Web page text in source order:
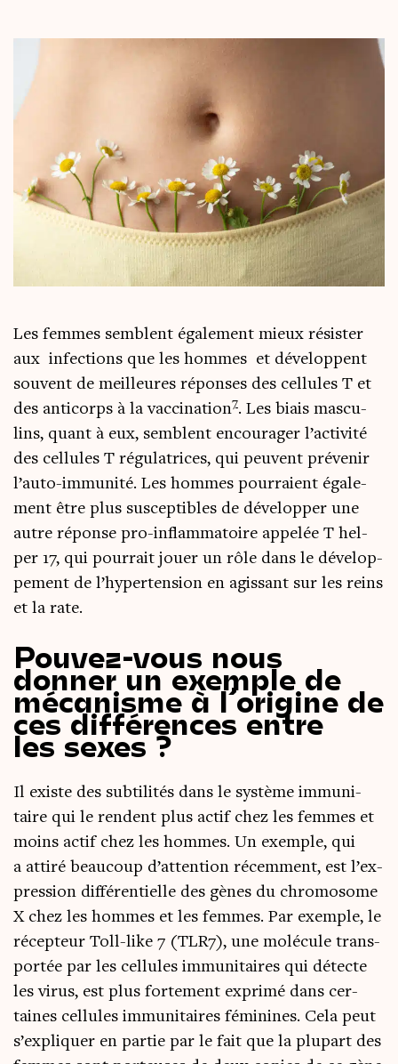
Les femmes semblent éga­le­ment mieux résis­ter
aux infec­tions que les hommes et déve­loppent
sou­vent de meilleures réponses des cel­lules T et
des anti­corps à la vac­ci­na­tion7. Les biais mas­cu­
lins, quant à eux, semblent encou­ra­ger l’ac­ti­vi­té
des cel­lules T régu­la­trices, qui peuvent pré­ve­nir
l’au­to-immu­ni­té. Les hommes pour­raient éga­le­
ment être plus sus­cep­tibles de déve­lop­per une
autre réponse pro-inflam­ma­toire appe­lée T hel­
per 17, qui pour­rait jouer un rôle dans le déve­lop­
pe­ment de l’hy­per­ten­sion en agis­sant sur les reins
et la rate.
Pouvez-vous nous
donner un exemple de
mécanisme à l’origine de
ces différences entre
les sexes ?
Il existe des sub­ti­li­tés dans le sys­tème immu­ni­
taire qui le rendent plus actif chez les femmes et
moins actif chez les hommes. Un exemple, qui
a atti­ré beau­coup d’at­ten­tion récem­ment, est l’ex­
pres­sion dif­fé­ren­tielle des gènes du chro­mo­some
X chez les hommes et les femmes. Par exemple, le
récep­teur Toll-like 7 (TLR7), une molé­cule trans­
por­tée par les cel­lules immu­ni­taires qui détecte
les virus, est plus for­te­ment expri­mé dans cer­
taines cel­lules immu­ni­taires fémi­nines. Cela peut
s’ex­pli­quer en par­tie par le fait que la plu­part des